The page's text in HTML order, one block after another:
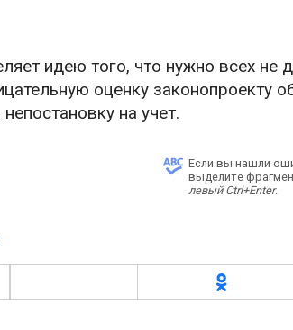
идею того, что нужно всех не
оценку законопроекту
на учет.
Если вы нашли
выделите
левый Ctrl+Enter.